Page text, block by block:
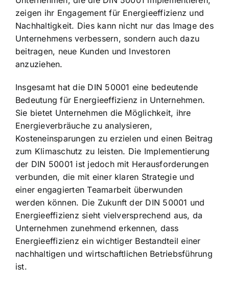
zeigen ihr Engagement für Energieeffizienz und
Nachhaltigkeit. Dies kann nicht nur das Image des
Unternehmens verbessern, sondern auch dazu
beitragen, neue Kunden und Investoren
anzuziehen.
Insgesamt hat die DIN 50001 eine bedeutende
Bedeutung für Energieeffizienz in Unternehmen.
Sie bietet Unternehmen die Möglichkeit, ihre
Energieverbräuche zu analysieren,
Kosteneinsparungen zu erzielen und einen Beitrag
zum Klimaschutz zu leisten. Die Implementierung
der DIN 50001 ist jedoch mit Herausforderungen
verbunden, die mit einer klaren Strategie und
einer engagierten Teamarbeit überwunden
werden können. Die Zukunft der DIN 50001 und
Energieeffizienz sieht vielversprechend aus, da
Unternehmen zunehmend erkennen, dass
Energieeffizienz ein wichtiger Bestandteil einer
nachhaltigen und wirtschaftlichen Betriebsführung
ist.